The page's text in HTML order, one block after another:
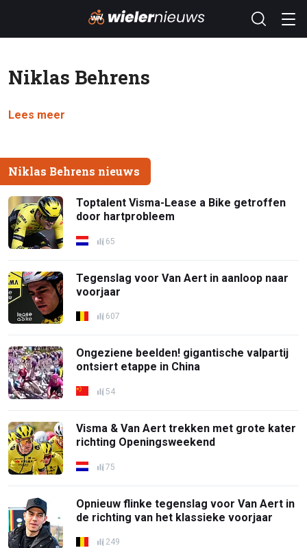
Niklas Behrens
Lees meer
Niklas Behrens nieuws
Toptalent Visma-Lease a Bike getroffen
door hartprobleem
65
Tegenslag voor Van Aert in aanloop naar
voorjaar
607
Ongeziene beelden! gigantische valpartij
ontsiert etappe in China
54
Visma & Van Aert trekken met grote kater
richting Openingsweekend
75
Opnieuw flinke tegenslag voor Van Aert in
de richting van het klassieke voorjaar
249